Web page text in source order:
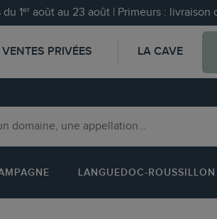
1ᵉʳ août au 23 août | Primeurs :
VENTES PRIVÉES LA CAVE
LANGUEDOC-ROUSSILLON